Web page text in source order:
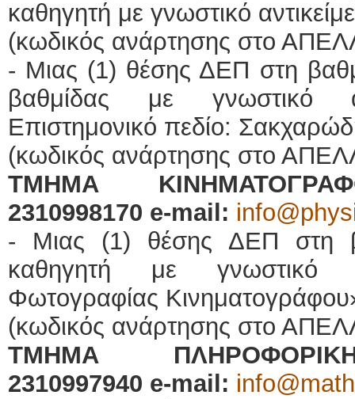
καθηγητή με γνωστικό
(κωδικός ανάρτησης στο
- Μιας (1) θέσης ΔΕΠ στη
βαθμίδας με γνωστικό
Επιστημονικό πεδίο:
(κωδικός ανάρτησης στο
ΤΜΗΜΑ
2310998170 e-mail :
- Μιας (1) θέσης ΔΕΠ στη
καθηγητή με γνωστικό
Φωτογραφίας
(κωδικός ανάρτησης στο
ΤΜΗΜΑ
2310997940 e-mail :